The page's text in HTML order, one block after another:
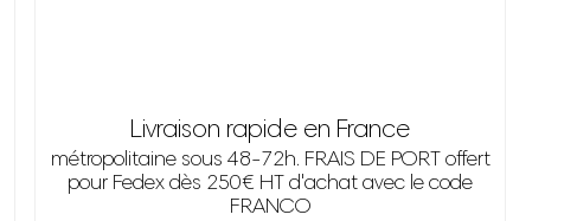
Livraison rapide en France
métropolitaine sous 48-72h. FRAIS DE PORT offert
pour Fedex dès 250€ HT d'achat avec le code
FRANCO